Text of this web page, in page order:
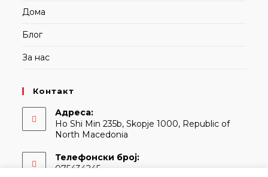
Дома
Блог
За нас
Контакт
Адреса:
Ho Shi Min 235b, Skopje 1000, Republic of
North Macedonia
Телефонски број:
075434245